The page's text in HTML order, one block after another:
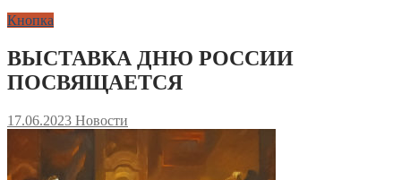
Кнопка
ВЫСТАВКА ДНЮ РОССИИ
ПОСВЯЩАЕТСЯ
17.06.2023 Новости